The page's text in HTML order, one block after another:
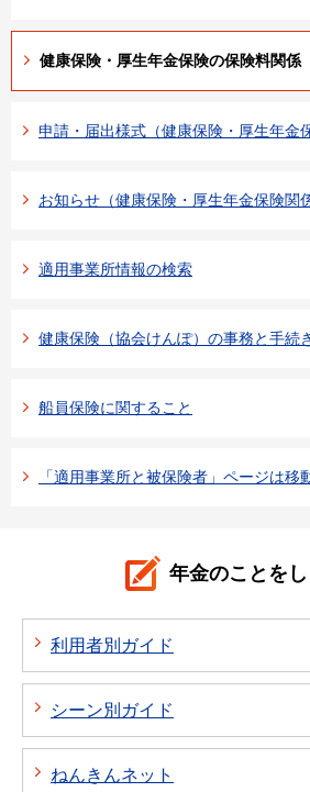
健康保険・厚生年金保険の保険料関係
申請・届出様式（健康保険・厚生年金
お知らせ（健康保険・厚生年金保険関
適用事業所情報の検索
健康保険（協会けんぽ）の事務と手続
船員保険に関すること
「適用事業所と被保険者」ページは移
年金のことを
利用者別ガイド
シーン別ガイド
ねんきんネット